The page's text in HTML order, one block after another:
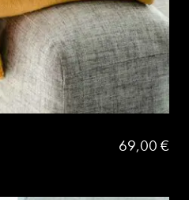
69,00 €